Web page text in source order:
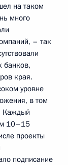
на таком
много
– так
банков,
края.
уровне
в том
Каждый
10–15
проекты
подписание